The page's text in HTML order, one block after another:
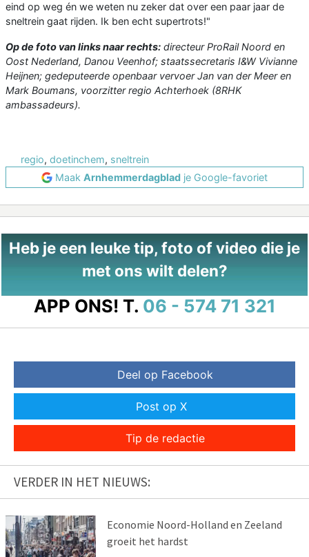
eind op weg én we weten nu zeker dat over een paar jaar de
sneltrein gaat rijden. Ik ben echt supertrots!"
Op de foto van links naar rechts: directeur ProRail Noord en
Oost Nederland, Danou Veenhof; staatssecretaris I&W Vivianne
Heijnen; gedeputeerde openbaar vervoer Jan van der Meer en
Mark Boumans, voorzitter regio Achterhoek (8RHK
ambassadeurs).
regio, doetinchem, sneltrein
Maak Arnhemmerdagblad je Google-favoriet
Heb je een leuke tip, foto of video die je
met ons wilt delen?
APP ONS! T. 06 - 574 71 321
Deel op Facebook
Post op X
Tip de redactie
VERDER IN HET NIEUWS:
Economie Noord-Holland en Zeeland
groeit het hardst